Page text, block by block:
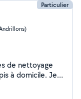
Particulier
de nettoyage
à domicile. Je